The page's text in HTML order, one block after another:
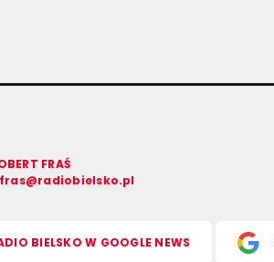
FRAŚ
BIELSKO W GOOGLE NEWS